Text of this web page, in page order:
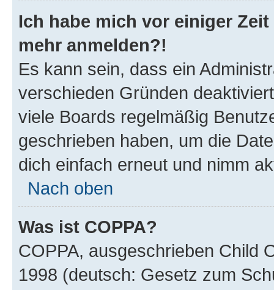
Ich habe mich vor einiger
mehr anmelden?!
Es kann sein, dass ein
verschieden Gründen
viele Boards regelmäßig
geschrieben haben, um die
dich einfach erneut und nimm
Nach oben
Was ist COPPA?
COPPA, ausgeschrieben Child
1998 (deutsch: Gesetz zum